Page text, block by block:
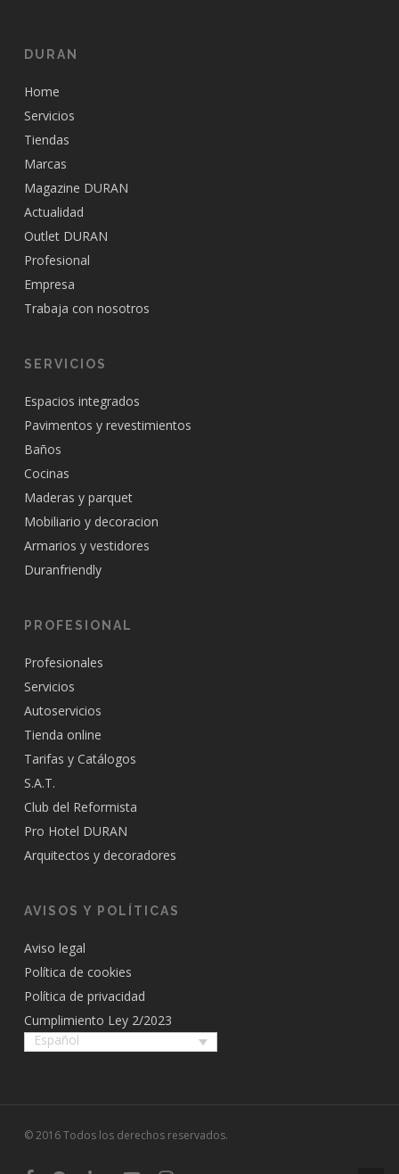
DURAN
Home
Servicios
Tiendas
Marcas
Magazine DURAN
Actualidad
Outlet DURAN
Profesional
Empresa
Trabaja con nosotros
SERVICIOS
Espacios integrados
Pavimentos y revestimientos
Baños
Cocinas
Maderas y parquet
Mobiliario y decoracion
Armarios y vestidores
Duranfriendly
PROFESIONAL
Profesionales
Servicios
Autoservicios
Tienda online
Tarifas y Catálogos
S.A.T.
Club del Reformista
Pro Hotel DURAN
Arquitectos y decoradores
AVISOS Y POLÍTICAS
Aviso legal
Política de cookies
Política de privacidad
Cumplimiento Ley 2/2023
Español
© 2016 Todos los derechos reservados.